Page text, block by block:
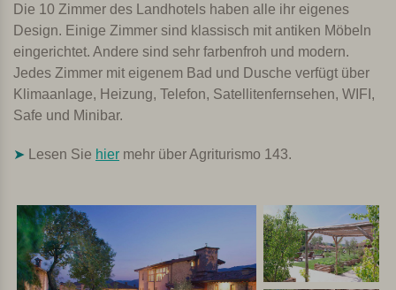
Die 10 Zimmer des Landhotels haben alle ihr eigenes
Design. Einige Zimmer sind klassisch mit antiken Möbeln
eingerichtet. Andere sind sehr farbenfroh und modern.
Jedes Zimmer mit eigenem Bad und Dusche verfügt über
Klimaanlage, Heizung, Telefon, Satellitenfernsehen, WIFI,
Safe und Minibar.
➤ Lesen Sie hier mehr über Agriturismo 143.